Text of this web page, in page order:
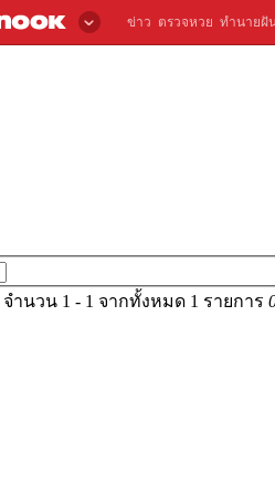
ข่าว ตรวจหวย ทำนายฝั
จำนวน 1 - 1 จากทั้งหมด 1 รายการ